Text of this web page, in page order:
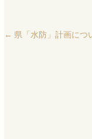
← 県「水防」計画につ